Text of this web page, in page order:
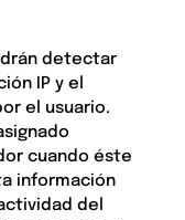
detectar
IP y el
el usuario.
cuando éste
información
del